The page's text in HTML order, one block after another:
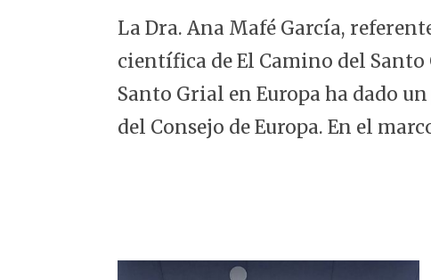
0
2
La Dra. Ana Mafé García,
científica de El Camino del
Santo Grial en Europa ha dado
del Consejo de Europa. En el